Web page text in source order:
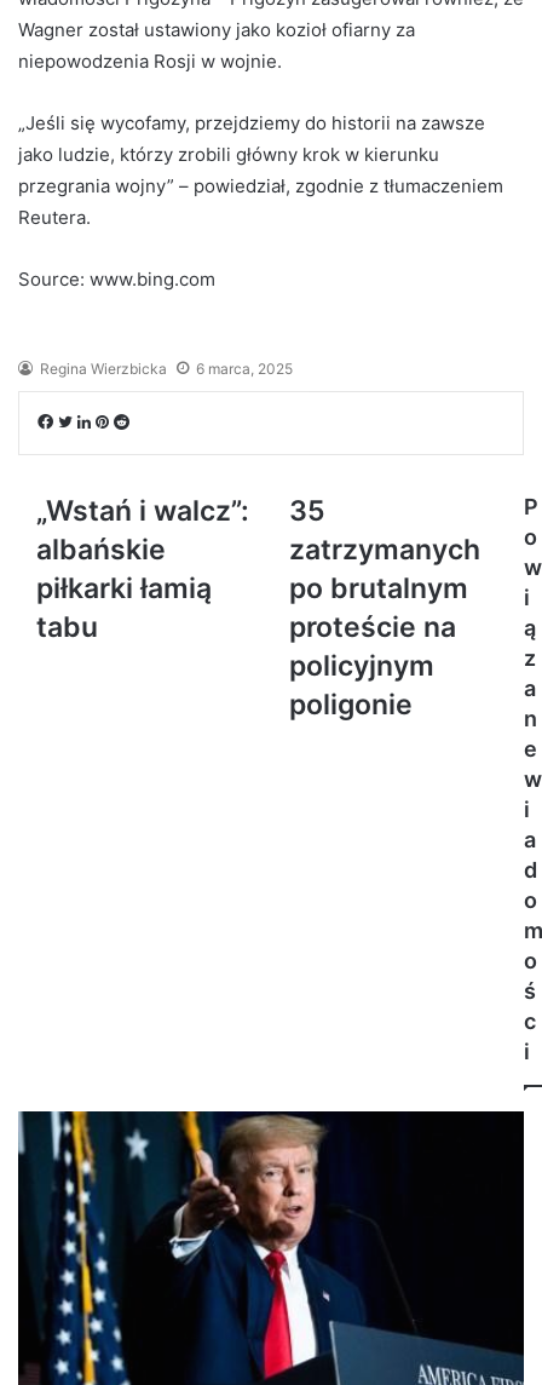
Wagner został ustawiony jako kozioł ofiarny za
niepowodzenia Rosji w wojnie.
„Jeśli się wycofamy, przejdziemy do historii na zawsze
jako ludzie, którzy zrobili główny krok w kierunku
przegrania wojny” – powiedział, zgodnie z tłumaczeniem
Reutera.
Source: www.bing.com
Regina Wierzbicka 6 marca, 2025
Facebook
Twitter
LinkedIn
Pinterest
Reddit
„Wstań i walcz”:
albańskie
piłkarki łamią
tabu
35
zatrzymanych
po brutalnym
proteście na
policyjnym
poligonie
P
o
w
i
ą
z
a
n
e
w
i
a
d
o
m
o
ś
c
i